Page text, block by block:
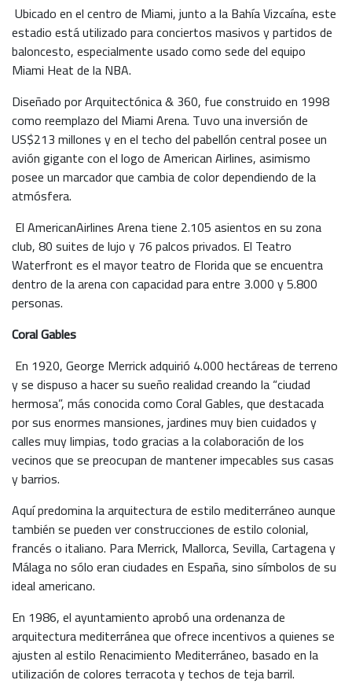
Ubicado en el centro de Miami, junto a la Bahía Vizcaína, este
estadio está utilizado para conciertos masivos y partidos de
baloncesto, especialmente usado como sede del equipo
Miami Heat de la NBA.
Diseñado por Arquitectónica & 360, fue construido en 1998
como reemplazo del Miami Arena. Tuvo una inversión de
US$213 millones y en el techo del pabellón central posee un
avión gigante con el logo de American Airlines, asimismo
posee un marcador que cambia de color dependiendo de la
atmósfera.
El AmericanAirlines Arena tiene 2.105 asientos en su zona
club, 80 suites de lujo y 76 palcos privados. El Teatro
Waterfront es el mayor teatro de Florida que se encuentra
dentro de la arena con capacidad para entre 3.000 y 5.800
personas.
Coral Gables
En 1920, George Merrick adquirió 4.000 hectáreas de terreno
y se dispuso a hacer su sueño realidad creando la “ciudad
hermosa”, más conocida como Coral Gables, que destacada
por sus enormes mansiones, jardines muy bien cuidados y
calles muy limpias, todo gracias a la colaboración de los
vecinos que se preocupan de mantener impecables sus casas
y barrios.
Aquí predomina la arquitectura de estilo mediterráneo aunque
también se pueden ver construcciones de estilo colonial,
francés o italiano. Para Merrick, Mallorca, Sevilla, Cartagena y
Málaga no sólo eran ciudades en España, sino símbolos de su
ideal americano.
En 1986, el ayuntamiento aprobó una ordenanza de
arquitectura mediterránea que ofrece incentivos a quienes se
ajusten al estilo Renacimiento Mediterráneo, basado en la
utilización de colores terracota y techos de teja barril.